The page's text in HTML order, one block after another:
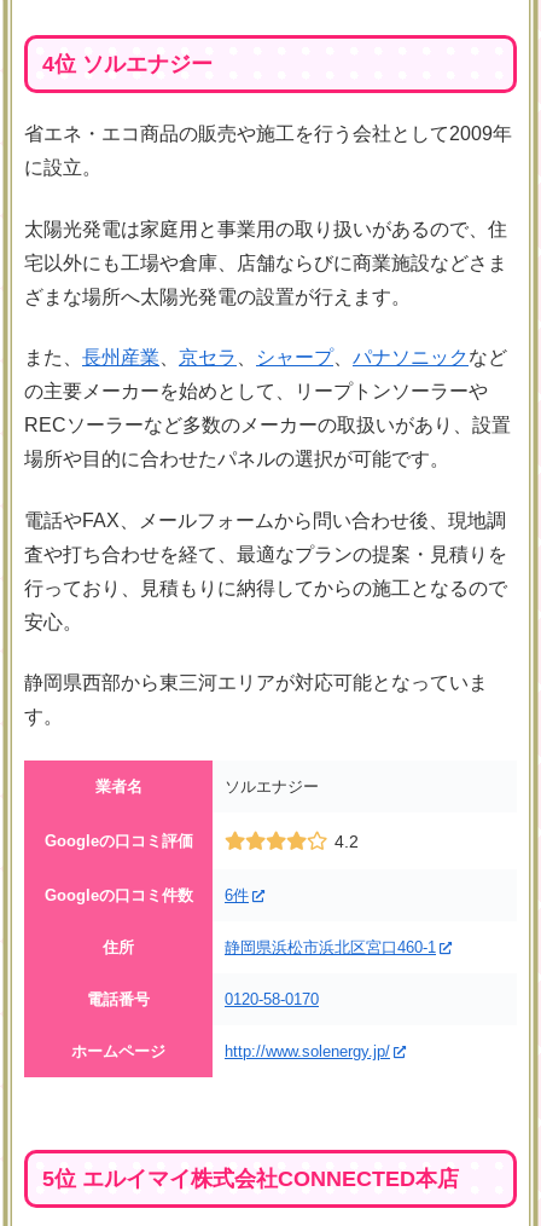
4位 ソルエナジー
省エネ・エコ商品の販売や施工を行う会社として2009年
に設立。
太陽光発電は家庭用と事業用の取り扱いがあるので、住
宅以外にも工場や倉庫、店舗ならびに商業施設などさま
ざまな場所へ太陽光発電の設置が行えます。
また、 長州産業 京セラ シャープ、 パナソニックなど
の主要メーカーを始めとして、リープトンソーラーや
RECソーラーなど多数のメーカーの取扱いがあり、設置
場所や目的に合わせたパネルの選択が可能です。
電話やFAX、メールフォームから問い合わせ後、現地調
査や打ち合わせを経て、最適なプランの提案・見積りを
行っており、見積もりに納得してからの施工となるので
安心。
静岡県西部から東三河エリアが対応可能となっていま
す。
業者名 ソルエナジー
Googleの口コミ評価 4.2
Googleの口コミ件数 6件
住所 静岡県浜松市浜北区宮口460-1
電話番号 0120-58-0170
ホームページ http://www.solenergy.jp/
5位 エルイマイ株式会社CONNECTED本店